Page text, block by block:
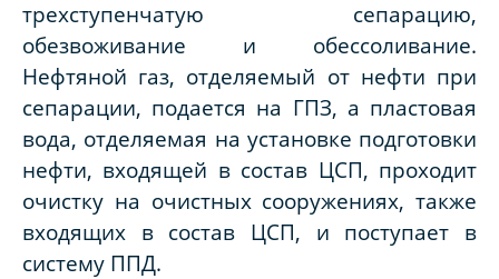
трехступенчатую сепарацию,
обезвоживание и обессоливание.
Нефтяной газ, отделяемый от нефти при
сепарации, подается на ГПЗ, а пластовая
вода, отделяемая на установке подготовки
нефти, входящей в состав ЦСП, проходит
очистку на очистных сооружениях, также
входящих в состав ЦСП, и поступает в
систему ППД.